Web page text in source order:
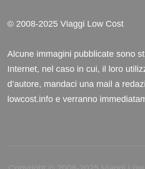
© 2008-2025 Viaggi Low Cost
Alcune immagini pubblicate sono
Internet, nel caso in cui, il loro
d’autore, mandaci una mail a
lowcost.info e verranno